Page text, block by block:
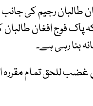
طالبان رجیم
پاک فوج افغان
بنا رہی ہے۔
غضب للحق تمام